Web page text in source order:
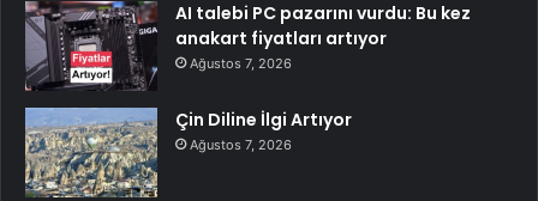
AI talebi PC pazarını vurdu: Bu kez
anakart fiyatları artıyor
Ağustos 7, 2026
Çin Diline İlgi Artıyor
Ağustos 7, 2026